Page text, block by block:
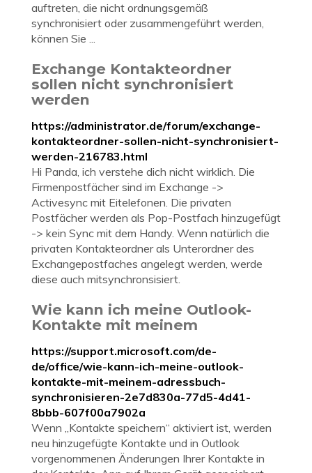
auftreten, die nicht ordnungsgemäß
synchronisiert oder zusammengeführt werden,
können Sie ...
Exchange Kontakteordner
sollen nicht synchronisiert
werden
https://administrator.de/forum/exchange-
kontakteordner-sollen-nicht-synchronisiert-
werden-216783.html
Hi Panda, ich verstehe dich nicht wirklich. Die
Firmenpostfächer sind im Exchange ->
Activesync mit Eitelefonen. Die privaten
Postfächer werden als Pop-Postfach hinzugefügt
-> kein Sync mit dem Handy. Wenn natürlich die
privaten Kontakteordner als Unterordner des
Exchangepostfaches angelegt werden, werde
diese auch mitsynchronsisiert.
Wie kann ich meine Outlook-
Kontakte mit meinem
https://support.microsoft.com/de-
de/office/wie-kann-ich-meine-outlook-
kontakte-mit-meinem-adressbuch-
synchronisieren-2e7d830a-77d5-4d41-
8bbb-607f00a7902a
Wenn „Kontakte speichern“ aktiviert ist, werden
neu hinzugefügte Kontakte und in Outlook
vorgenommenen Änderungen Ihrer Kontakte in